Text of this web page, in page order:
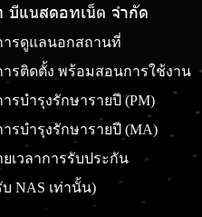
บีแนสดอทเน็ต จํากัด
ารดูแลนอกสถานที่
ารติดตั้ง พร้อมสอนการใช้งาน
ารบำรุงรักษารายปี (PM)
ารบำรุงรักษารายปี (MA)
ยเวลาการรับประกัน
NAS เท่านั้น)